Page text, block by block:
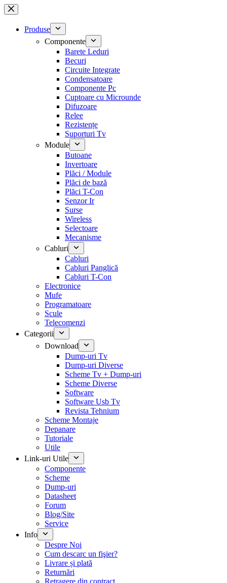
Sari
la
conținutProduse
Componente
Barete Leduri
Becuri
Circuite Integrate
Condensatoare
Componente Pc
Cuptoare cu Microunde
Difuzoare
Relee
Rezistențe
Suporturi Tv
Module
Butoane
Invertoare
Plăci / Module
Plăci de bază
Plăci T-Con
Senzor Ir
Surse
Wireless
Selectoare
Mecanisme
Cabluri
Cabluri
Cabluri Panglică
Cabluri T-Con
Electronice
Mufe
Programatoare
Scule
Telecomenzi
Categorii
Download
Dump-uri Tv
Dump-uri Diverse
Scheme Tv + Dump-uri
Scheme Diverse
Software
Software Usb Tv
Revista Tehnium
Scheme Montaje
Depanare
Tutoriale
Utile
Link-uri Utile
Componente
Scheme
Dump-uri
Datasheet
Forum
Blog/Site
Service
Info
Despre Noi
Cum descarc un fişier?
Livrare și plată
Returnări
Retragere din contract